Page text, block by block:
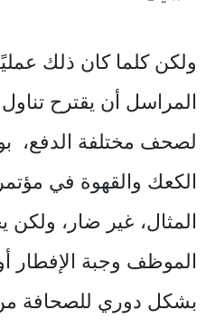
ولكن كلما كان ذلك
المراسل أن يقترح
لصحف مختلفة الدفع،
الكعك والقهوة في
المثال، غير ضار، ولكن
الموظف وجبة الإفطار
بشكل دوري للصحافة من